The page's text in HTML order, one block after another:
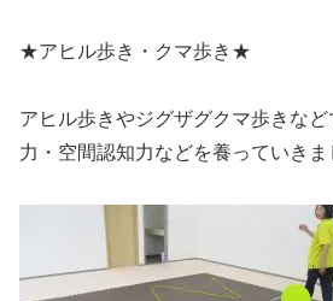
★アヒル歩き・クマ歩き★
アヒル歩きやジグザグクマ歩きな
力・空間認知力などを養っていきま